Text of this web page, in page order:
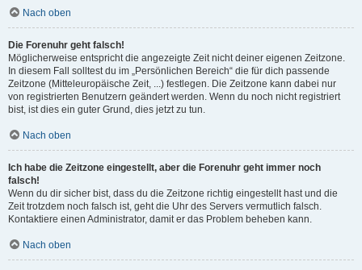
Nach oben
Die Forenuhr geht falsch!
Möglicherweise entspricht die angezeigte Zeit nicht deiner eigenen Zeitzone.
In diesem Fall solltest du im „Persönlichen Bereich“ die für dich passende
Zeitzone (Mitteleuropäische Zeit, ...) festlegen. Die Zeitzone kann dabei nur
von registrierten Benutzern geändert werden. Wenn du noch nicht registriert
bist, ist dies ein guter Grund, dies jetzt zu tun.
Nach oben
Ich habe die Zeitzone eingestellt, aber die Forenuhr geht immer noch
falsch!
Wenn du dir sicher bist, dass du die Zeitzone richtig eingestellt hast und die
Zeit trotzdem noch falsch ist, geht die Uhr des Servers vermutlich falsch.
Kontaktiere einen Administrator, damit er das Problem beheben kann.
Nach oben